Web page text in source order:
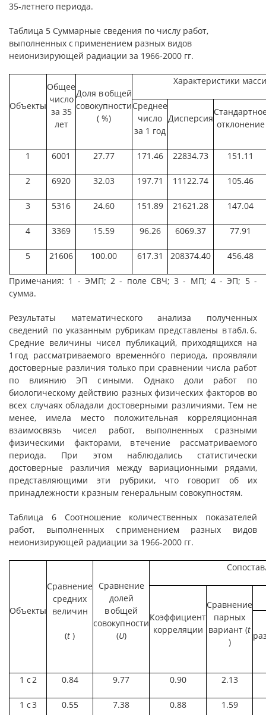
35-летнего периода.
Таблица 5 Суммарные сведения по числу работ,
выполненных с применением разных видов
неионизирующей радиации за 1966-2000 гг.
Объекты
Общее
число
за 35
лет
Доля в общей
совокупности
( %)
Характеристики
Среднее
число
за 1 год
Дисперсия
отклонение
1 6001 27.77 171.46 22834.73 151.11
2 6920 32.03 197.71 11122.74 105.46
3 5316 24.60 151.89 21621.28 147.04
4 3369 15.59 96.26 6069.37 77.91
5 21606 100.00 617.31 208374.40 456.48
Примечания: 1 - ЭМП; 2 - поле СВЧ; 3 - МП; 4 - ЭП; 5 -
сумма.
Результаты математического анализа полученных
сведений по указанным рубрикам представлены в табл. 6.
Средние величины чисел публикаций, приходящихся на
1 год рассматриваемого временнóго периода, проявляли
достоверные различия только при сравнении числа работ
по влиянию ЭП с иными. Однако доли работ по
биологическому действию разных физических факторов во
всех случаях обладали достоверными различиями. Тем не
менее, имела место положительная корреляционная
взаимосвязь чисел работ, выполненных с разными
физическими факторами, в течение рассматриваемого
периода. При этом наблюдались статистически
достоверные различия между вариационными рядами,
представляющими эти рубрики, что говорит об их
принадлежности к разным генеральным совокупностям.
Таблица 6 Соотношение количественных показателей
работ, выполненных с применением разных видов
неионизирующей радиации за 1966-2000 гг.
Объекты
Сравнение
средних
величин
(t )
Сравнение
долей
в общей
совокупности
(U)
Коэффициент
корреляции
Сравнение
парных
вариант (t
)
1 с 2 0.84 9.77 0.90 2.13
1 с 3 0.55 7.38 0.88 1.59